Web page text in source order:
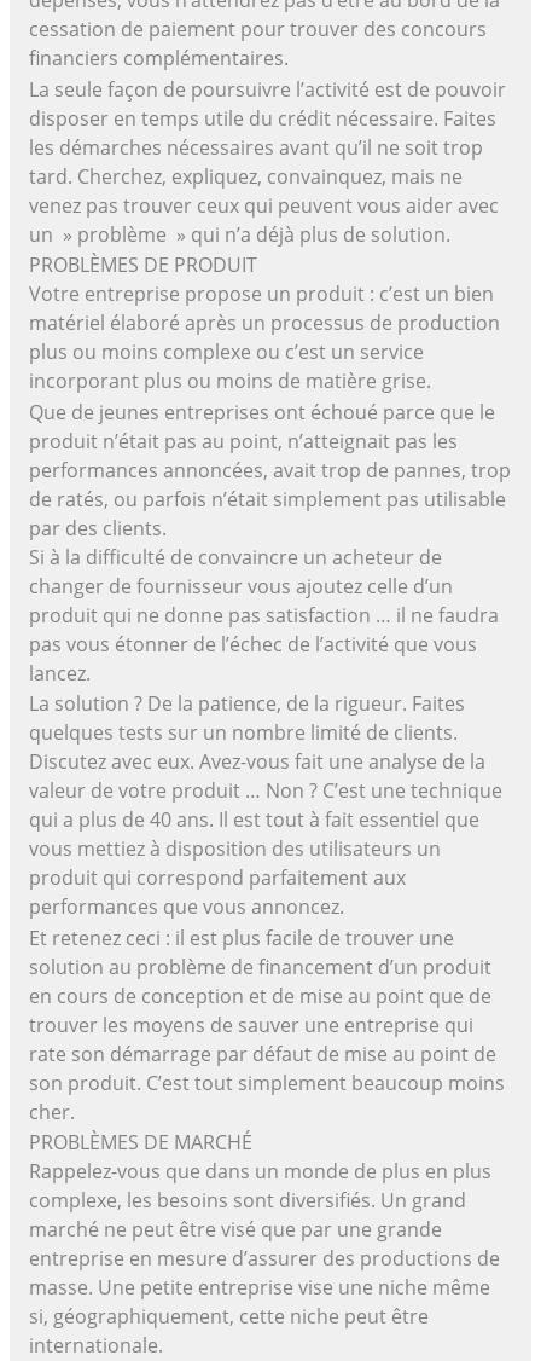
cessation de paiement pour trouver des concours
financiers complémentaires.
La seule façon de poursuivre l’activité est de pouvoir
disposer en temps utile du crédit nécessaire. Faites
les démarches nécessaires avant qu’il ne soit trop
tard. Cherchez, expliquez, convainquez, mais ne
venez pas trouver ceux qui peuvent vous aider avec
un » problème » qui n’a déjà plus de solution.
PROBLÈMES DE PRODUIT
Votre entreprise propose un produit : c’est un bien
matériel élaboré après un processus de production
plus ou moins complexe ou c’est un service
incorporant plus ou moins de matière grise.
Que de jeunes entreprises ont échoué parce que le
produit n’était pas au point, n’atteignait pas les
performances annoncées, avait trop de pannes, trop
de ratés, ou parfois n’était simplement pas utilisable
par des clients.
Si à la difficulté de convaincre un acheteur de
changer de fournisseur vous ajoutez celle d’un
produit qui ne donne pas satisfaction … il ne faudra
pas vous étonner de l’échec de l’activité que vous
lancez.
La solution ? De la patience, de la rigueur. Faites
quelques tests sur un nombre limité de clients.
Discutez avec eux. Avez-vous fait une analyse de la
valeur de votre produit … Non ? C’est une technique
qui a plus de 40 ans. Il est tout à fait essentiel que
vous mettiez à disposition des utilisateurs un
produit qui correspond parfaitement aux
performances que vous annoncez.
Et retenez ceci : il est plus facile de trouver une
solution au problème de financement d’un produit
en cours de conception et de mise au point que de
trouver les moyens de sauver une entreprise qui
rate son démarrage par défaut de mise au point de
son produit. C’est tout simplement beaucoup moins
cher.
PROBLÈMES DE MARCHÉ
Rappelez-vous que dans un monde de plus en plus
complexe, les besoins sont diversifiés. Un grand
marché ne peut être visé que par une grande
entreprise en mesure d’assurer des productions de
masse. Une petite entreprise vise une niche même
si, géographiquement, cette niche peut être
internationale.